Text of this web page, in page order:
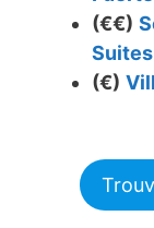
(€€)
Suites
(€)